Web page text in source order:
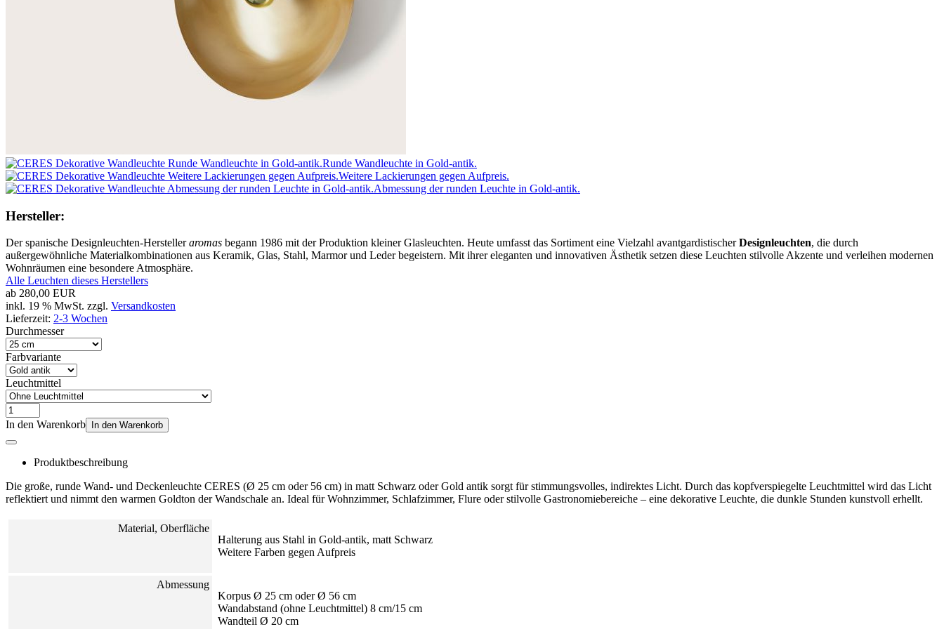
Runde Wandleuchte in Gold-antik.
Weitere Lackierungen gegen Aufpreis.
Abmessung der runden Leuchte in Gold-antik.
Hersteller:
Der spanische Designleuchten-Herstelleraromas begann 1986 mit der Produktion kleiner Glasleuchten. Heute umfasst das Sortiment eine Vielzahl avantgardistischerDesignleuchten, die durch
außergewöhnliche Materialkombinationen aus Keramik, Glas, Stahl, Marmor und Leder begeistern. Mit ihrer eleganten und innovativen Ästhetik setzen diese Leuchten stilvolle Akzente und verleihen modernen
Wohnräumen eine besondere Atmosphäre.
Alle Leuchten dieses Herstellers
ab 280,00 EUR
inkl. 19 % MwSt. zzgl. Versandkosten
Lieferzeit: 2-3 Wochen
Durchmesser
Farbvariante
Leuchtmittel
In den Warenkorb In den Warenkorb
Produktbeschreibung
Die große, runde Wand- und Deckenleuchte CERES (Ø 25 cm oder 56 cm) in matt Schwarz oder Gold antik sorgt für stimmungsvolles, indirektes Licht. Durch das kopfverspiegelte Leuchtmittel wird das Licht
reflektiert und nimmt den warmen Goldton der Wandschale an. Ideal für Wohnzimmer, Schlafzimmer, Flure oder stilvolle Gastronomiebereiche – eine dekorative Leuchte, die dunkle Stunden kunstvoll erhellt.
Material, Oberfläche
Halterung aus Stahl in Gold-antik, matt Schwarz
Weitere Farben gegen Aufpreis
Abmessung
Korpus Ø 25 cm oder Ø 56 cm
Wandabstand (ohne Leuchtmittel) 8 cm/15 cm
Wandteil Ø 20 cm